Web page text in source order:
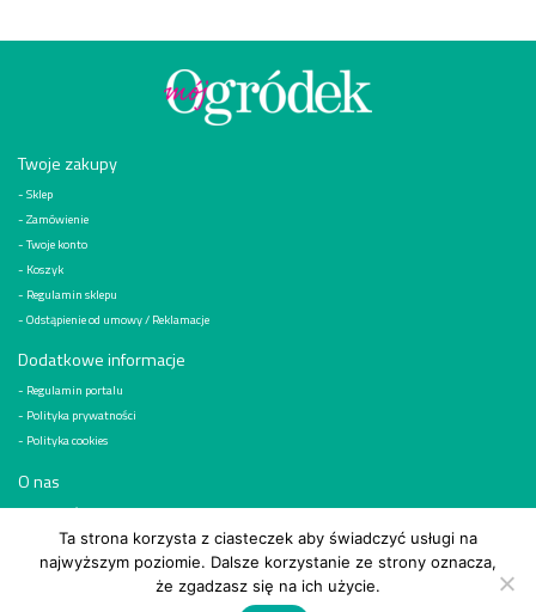
Twoje zakupy
Sklep
Zamówienie
Twoje konto
Koszyk
Regulamin sklepu
Odstąpienie od umowy / Reklamacje
Dodatkowe informacje
Regulamin portalu
Polityka prywatności
Polityka cookies
O nas
Kim jesteśmy
Reklama
Kontakt
Ta strona korzysta z ciasteczek aby świadczyć usługi na
najwyższym poziomie. Dalsze korzystanie ze strony oznacza,
że zgadzasz się na ich użycie.